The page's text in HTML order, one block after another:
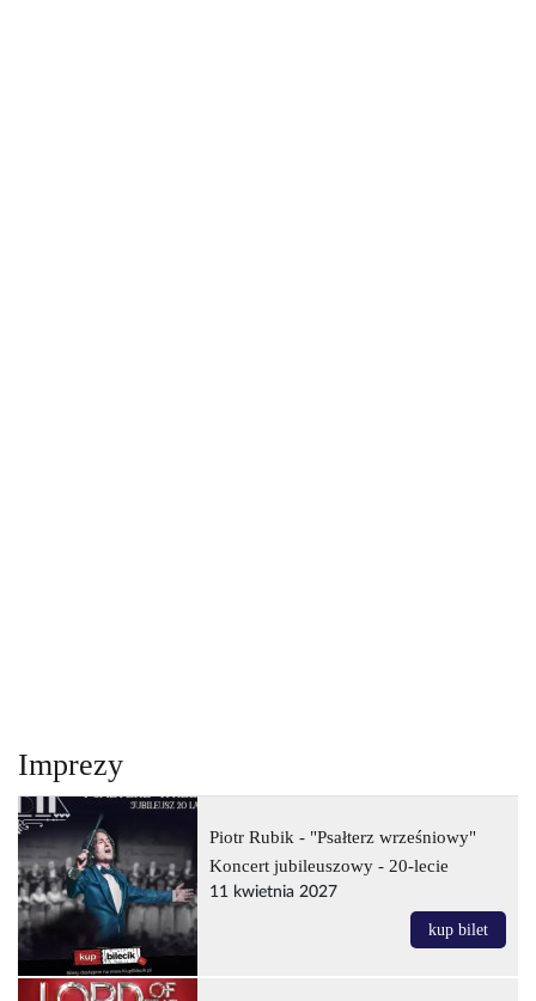
Imprezy
Piotr Rubik - "Psałterz wrześniowy"
Koncert jubileuszowy - 20-lecie
11 kwietnia 2027
kup bilet